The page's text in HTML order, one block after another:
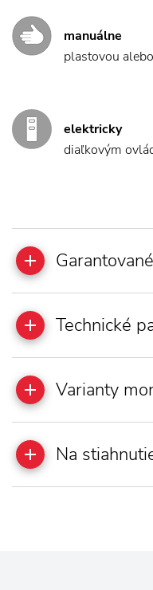
manuálne
plastovou
elektricky
diaľkovým
Technické
Varianty
Na